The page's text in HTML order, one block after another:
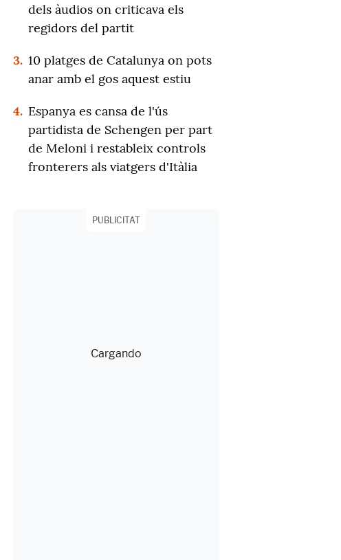
dels àudios on criticava els
regidors del partit
3. 10 platges de Catalunya on pots
anar amb el gos aquest estiu
4. Espanya es cansa de l'ús
partidista de Schengen per part
de Meloni i restableix controls
fronterers als viatgers d'Itàlia
PUBLICITAT